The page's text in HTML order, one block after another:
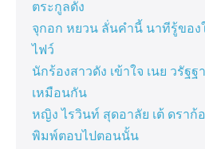
ตระกูลดัง
จุกอก หยวน ลั่นคำนี้ นาทีรู้ของ
ไฟว์
นักร้องสาวดัง เข้าใจ เนย วรัฐ
เหมือนกัน
หญิง ไรวินท์ สุดอาลัย เต้ ดรา
พิมพ์ตอบไปตอนนั้น